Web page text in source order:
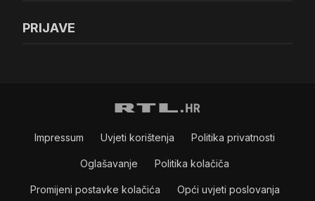
PRIJAVE
Impressum Uvjeti korištenja Politika privatnosti
Oglašavanje Politika kolačiča
Promijeni postavke kolačića Opći uvjeti poslovanja